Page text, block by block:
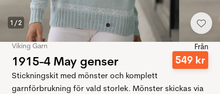
1 /2
Viking Garn
1915-4 May genser
Från
549 kr
Stickningskit med mönster och komplett
garnförbrukning för vald storlek. Mönster skickas via